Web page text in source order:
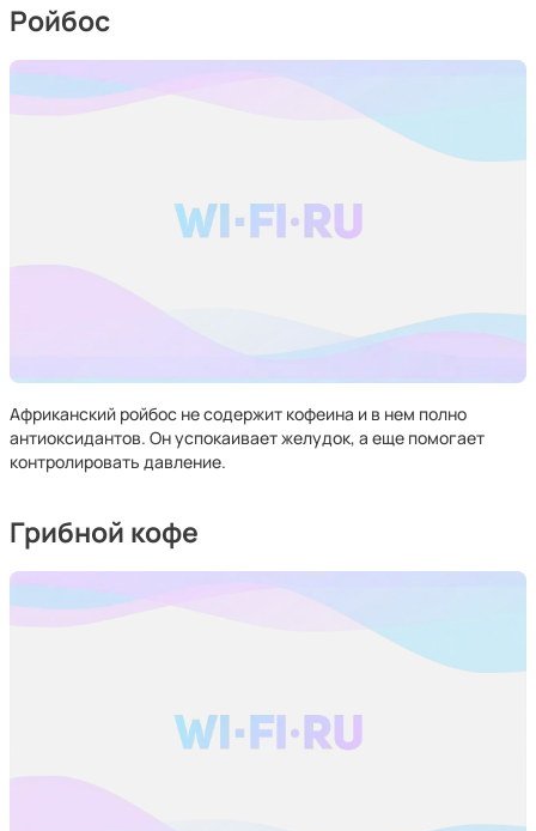
Ройбос
Африканский ройбос не содержит кофеина и в нем полно
антиоксидантов. Он успокаивает желудок, а еще помогает
контролировать давление.
Грибной кофе